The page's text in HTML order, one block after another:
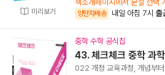
미리보기
책소개페이지에서 분철 선택
양탄자배송 내일 아침 7시 출
중학 수학 공식집
43. 체크체크 중학 과
022 개정 교육과정, 개념부터